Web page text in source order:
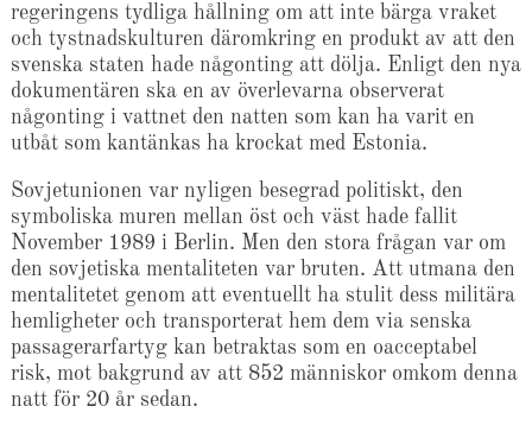
regeringens tydliga hållning om att inte bärga vraket
och tystnadskulturen däromkring en produkt av att den
svenska staten hade någonting att dölja. Enligt den nya
dokumentären ska en av överlevarna observerat
någonting i vattnet den natten som kan ha varit en
utbåt som kantänkas ha krockat med Estonia.
Sovjetunionen var nyligen besegrad politiskt, den
symboliska muren mellan öst och väst hade fallit
November 1989 i Berlin. Men den stora frågan var om
den sovjetiska mentaliteten var bruten. Att utmana den
mentalitetet genom att eventuellt ha stulit dess militära
hemligheter och transporterat hem dem via senska
passagerarfartyg kan betraktas som en oacceptabel
risk, mot bakgrund av att 852 människor omkom denna
natt för 20 år sedan.